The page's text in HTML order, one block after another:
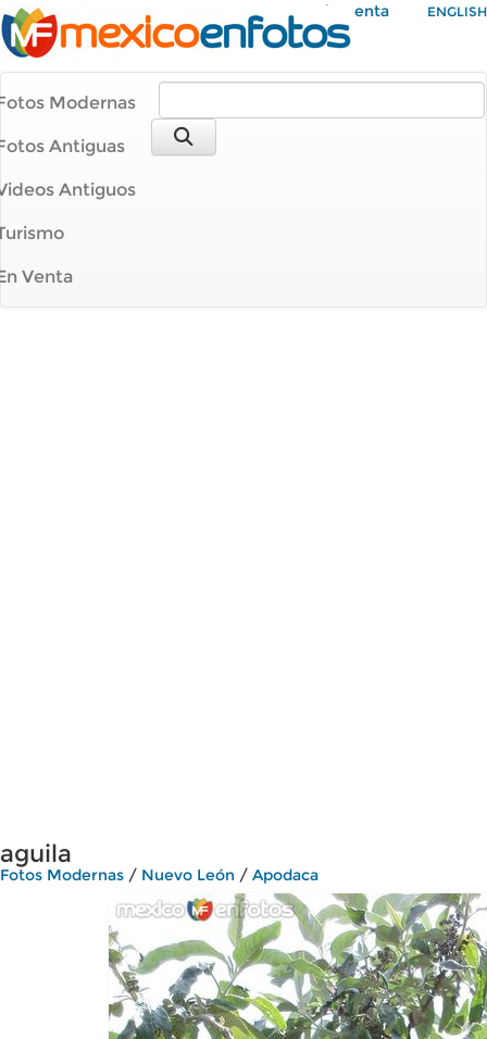
Mi Cuenta ENGLISH
Modernas
Antiguas
Antiguos
Venta
aguila
Fotos Modernas / Nuevo León / Apodaca